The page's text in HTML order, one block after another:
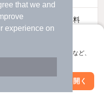
that we and
experience on
クお部屋探し
プ検索やお気に入り保存など、
アプリを開く
インターネット無料
絞り込み条件を変更